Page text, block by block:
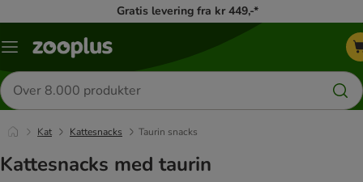
Gratis levering fra kr 449,-*
Menu
Søg
efter
produkter
Kat Kattesnacks Taurin snacks
Kattesnacks med taurin